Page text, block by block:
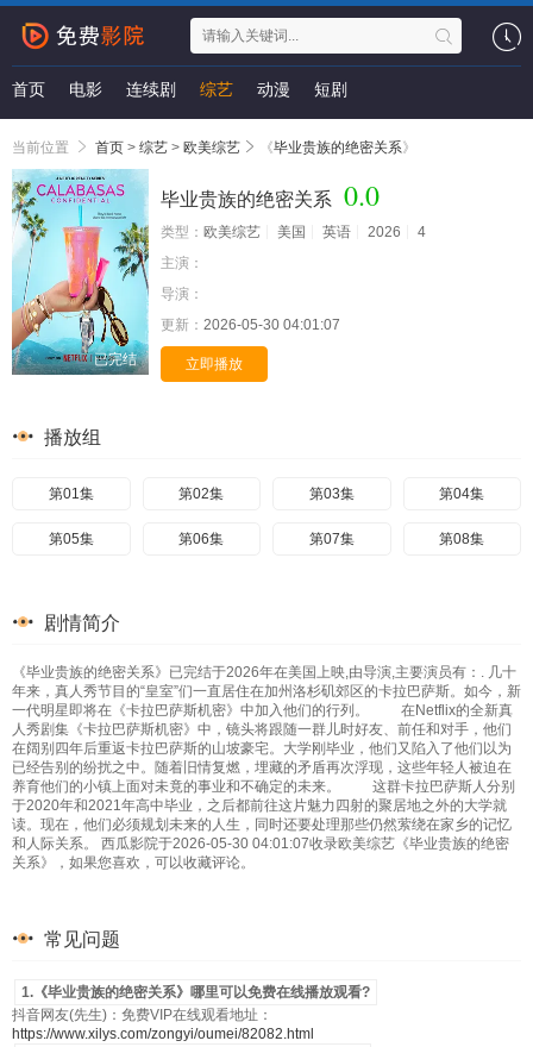
首页 电影 连续剧 综艺 动漫 短剧
当前位置 首页 > 综艺 > 欧美综艺 《毕业贵族的绝密关系》
已完结
毕业贵族的绝密关系 0.0
类型： 欧美综艺 美国 英语 2026
4
主演：
导演：
更新： 2026-05-30 04:01:07
立即播放
播放组
第01集 第02集 第03集 第04集
第05集 第06集 第07集 第08集
剧情简介
《毕业贵族的绝密关系》已完结于2026年在美国上映,由导演,主要演员有：. 几十
年来，真人秀节目的“皇室”们一直居住在加州洛杉矶郊区的卡拉巴萨斯。如今，新
一代明星即将在《卡拉巴萨斯机密》中加入他们的行列。 在Netflix的全新真
人秀剧集《卡拉巴萨斯机密》中，镜头将跟随一群儿时好友、前任和对手，他们
在阔别四年后重返卡拉巴萨斯的山坡豪宅。大学刚毕业，他们又陷入了他们以为
已经告别的纷扰之中。随着旧情复燃，埋藏的矛盾再次浮现，这些年轻人被迫在
养育他们的小镇上面对未竟的事业和不确定的未来。 这群卡拉巴萨斯人分别
于2020年和2021年高中毕业，之后都前往这片魅力四射的聚居地之外的大学就
读。现在，他们必须规划未来的人生，同时还要处理那些仍然萦绕在家乡的记忆
和人际关系。 西瓜影院于2026-05-30 04:01:07收录欧美综艺《毕业贵族的绝密
关系》，如果您喜欢，可以收藏评论。
常见问题
1.《毕业贵族的绝密关系》哪里可以免费在线播放观看?
抖音网友(先生)：免费VIP在线观看地址：
https://www.xilys.com/zongyi/oumei/82082.html